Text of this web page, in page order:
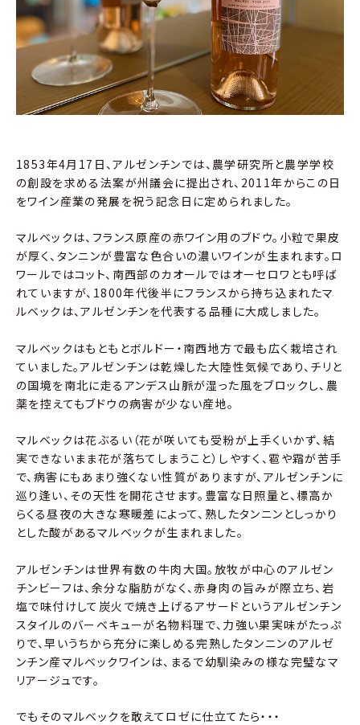
1853年4月17日、アルゼンチンでは、農学研究所と農学学校
の創設を求める法案が州議会に提出され、2011年からこの日
をワイン産業の発展を祝う記念日に定められました。
マルベックは、フランス原産の赤ワイン用のブドウ。小粒で果皮
が厚く、タンニンが豊富な色合いの濃いワインが生まれます。ロ
ワールではコット、南西部のカオールではオーセロワとも呼ば
れていますが、1800年代後半にフランスから持ち込まれたマ
ルベックは、アルゼンチンを代表する品種に大成しました。
マルベックはもともとボルドー・南西地方で最も広く栽培され
ていました。アルゼンチンは乾燥した大陸性気候であり、チリと
の国境を南北に走るアンデス山脈が湿った風をブロックし、農
薬を控えてもブドウの病害が少ない産地。
マルベックは花ぶるい（花が咲いても受粉が上手くいかず、結
実できないまま花が落ちてしまうこと）しやすく、雹や霜が苦手
で、病害にもあまり強くない性質がありますが、アルゼンチンに
巡り逢い、その天性を開花させます。豊富な日照量と、標高か
らくる昼夜の大きな寒暖差によって、熟したタンニンとしっかり
とした酸があるマルベックが生まれました。
アルゼンチンは世界有数の牛肉大国。放牧が中心のアルゼン
チンビーフは、余分な脂肪がなく、赤身肉の旨みが際立ち、岩
塩で味付けして炭火で焼き上げるアサードというアルゼンチン
スタイルのバーベキューが名物料理で、力強い果実味がたっぷ
りで、早いうちから充分に楽しめる完熟したタンニンのアルゼ
ンチン産マルベックワインは、まるで幼馴染みの様な完璧なマ
リアージュです。
でもそのマルベックを敢えてロゼに仕立てたら・・・